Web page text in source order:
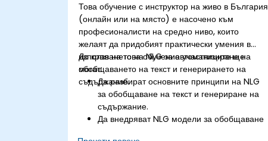
Това обучение с инструктор на живо в България
(онлайн или на място) е насочено към
професионалисти на средно ниво, които
желаят да придобият практически умения в
използването на NLG за автоматизиране на
обобщаването на текст и генерирането на
съдържание.
До края на това обучение участниците ще
могат:
Да разбират основните принципи на NLG
за обобщаване на текст и генериране на
съдържание.
Да внедряват NLG модели за обобщаване